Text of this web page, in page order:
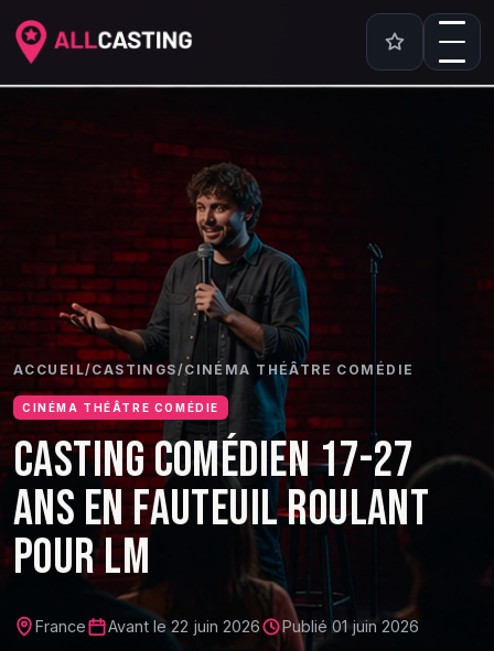
ACCUEIL/CASTINGS/ CINÉMA THÉÂTRE COMÉDIE
CINÉMA THÉÂTRE COMÉDIE
CASTING COMÉDIEN 17-27
ANS EN FAUTEUIL ROULANT
POUR LM
France Avant le 22 juin 2026 Publié 01 juin 2026